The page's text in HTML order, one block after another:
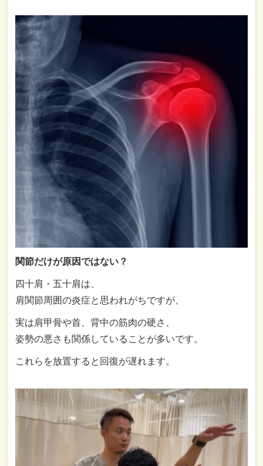
関節だけが原因ではない？
四十肩・ 五十肩は、
肩関節周囲の炎症と 思われがちですが、
実は肩甲骨や首、背中の筋肉の硬さ、
姿勢の悪さ も関係している こと が多いです。
これら を放置すると 回復が遅れます。